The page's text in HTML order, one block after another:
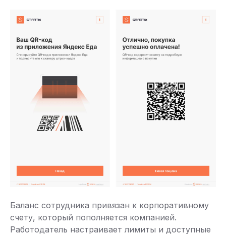
Баланс сотрудника привязан к корпоративному
счету, который пополняется компанией.
Работодатель настраивает лимиты и доступные